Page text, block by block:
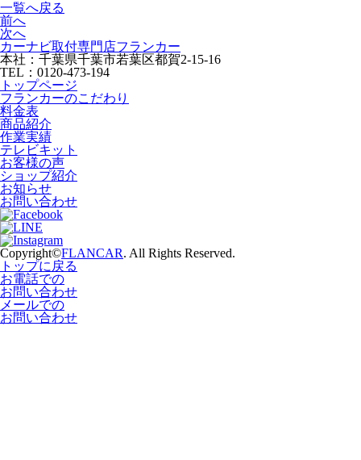
一覧へ戻る
前へ
次へ
カーナビ取付専⾨店フランカー
本社：千葉県千葉市若葉区都賀2-15-16
TEL：0120-473-194
トップページ
フランカーのこだわり
料金表
商品紹介
作業実績
テレビキット
お客様の声
ショップ紹介
お知らせ
お問い合わせ
Copyright©FLANCAR. All Rights Reserved.
トップに戻る
お電話での
お問い合わせ
メールでの
お問い合わせ